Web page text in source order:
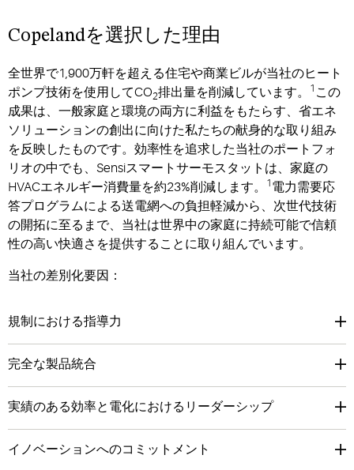
Copelandを選択した理由
全世界で1,900万軒を超える住宅や商業ビルが当社のヒート
ポンプ技術を使用してCO2排出量を削減しています。 1 この
成果は、一般家庭と環境の両方に利益をもたらす、省エネ
ソリューションの創出に向けた私たちの献身的な取り組み
を反映したものです。効率性を追求した当社のポートフォ
リオの中でも、Sensiスマートサーモスタットは、家庭の
HVACエネルギー消費量を約23%削減します。
1 電力需要応
答プログラムによる送電網への負担軽減から、次世代技術
の開拓に至るまで、当社は世界中の家庭に持続可能で信頼
性の高い快適さを提供することに取り組んでいます。
当社の差別化要因：
規制における指導力
完全な製品統合
実績のある効率と電化におけるリーダーシップ
イノベーションへのコミットメント